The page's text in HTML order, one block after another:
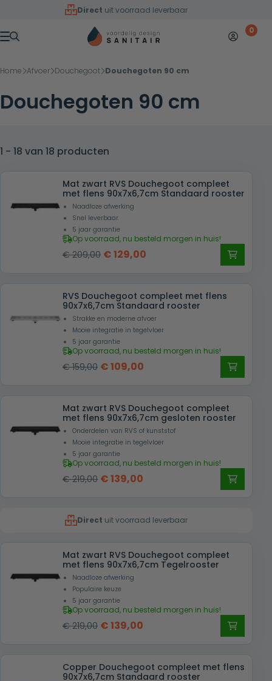
Overslaan naar inhoud
Direct uit voorraad leverbaar
Menu
Mijn 0
Home Afvoer Douchegoot Douchegoten 90 cm
Douchegoten 90 cm
1 - 18 van 18 producten
Mat zwart RVS Douchegoot compleet
met flens 90x7x6,7cm Standaard rooster
Naadloze afwerking
Snel leverbaar
5 jaar garantie
Op voorraad, nu besteld morgen in huis!
€209,00 Oorspronkelijke
was:
€ 209,00.
€129,00
is:
€ 129,00.
RVS Douchegoot compleet met flens
90x7x6,7cm Standaard rooster
Strakke en moderne afvoer
Mooie integratie in tegelvloer
5 jaar garantie
Op voorraad, nu besteld morgen in huis!
€159,00 Oorspronkelijke
was:
€ 159,00.
€109,00
is:
€ 109,00.
Mat zwart RVS Douchegoot compleet
met flens 90x7x6,7cm gesloten rooster
Onderdelen van RVS of kunststof
Mooie integratie in tegelvloer
5 jaar garantie
Op voorraad, nu besteld morgen in huis!
€219,00 Oorspronkelijke
€ 219,00.
€139,00
€ 139,00.
Direct uit voorraad leverbaar
Mat zwart RVS Douchegoot compleet
met flens 90x7x6,7cm Tegelrooster
Naadloze afwerking
Populaire keuze
5 jaar garantie
Op voorraad, nu besteld morgen in huis!
€219,00 Oorspronkelijke
was:
€ 219,00.
€139,00
is:
€ 139,00.
Copper Douchegoot compleet met flens
90x7x6,7cm Standaard rooster